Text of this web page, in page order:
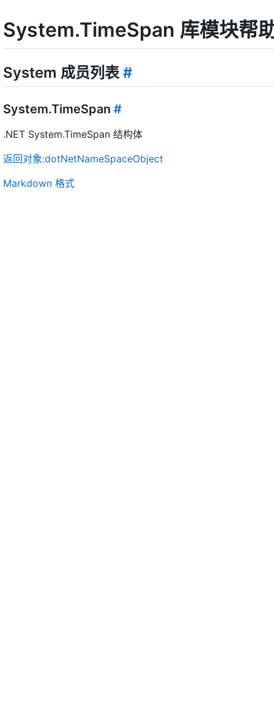
System.TimeSpan 库模块帮
System 成员列表 #
System.TimeSpan #
.NET System.TimeSpan 结构体
返回对象:dotNetNameSpaceObject
Markdown 格式